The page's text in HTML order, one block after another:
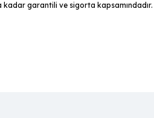
kadar garantili ve sigorta kapsamındadır.